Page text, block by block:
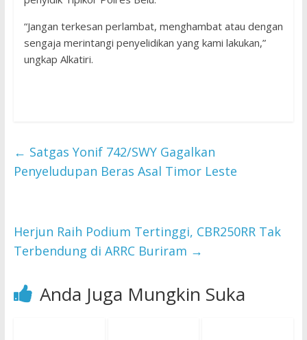
“Jangan terkesan perlambat, menghambat atau dengan
sengaja merintangi penyelidikan yang kami lakukan,”
ungkap Alkatiri.
← Satgas Yonif 742/SWY Gagalkan
Penyeludupan Beras Asal Timor Leste
Herjun Raih Podium Tertinggi, CBR250RR Tak
Terbendung di ARRC Buriram →
Anda Juga Mungkin Suka